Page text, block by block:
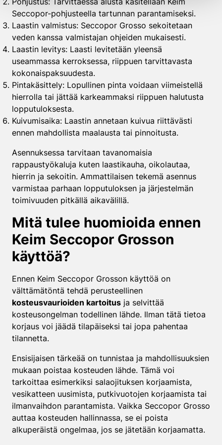
Seccopor-pohjusteella tartunnan parantamiseksi.
Laastin valmistus: Seccopor Grosso sekoitetaan
veden kanssa valmistajan ohjeiden mukaisesti.
Laastin levitys: Laasti levitetään yleensä
useammassa kerroksessa, riippuen tarvittavasta
kokonaispaksuudesta.
Pintakäsittely: Lopullinen pinta voidaan viimeistellä
hierrolla tai jättää karkeammaksi riippuen halutusta
lopputuloksesta.
Kuivumisaika: Laastin annetaan kuivua riittävästi
ennen mahdollista maalausta tai pinnoitusta.
Asennuksessa tarvitaan tavanomaisia
rappaustyökaluja kuten laastikauha, oikolautaa,
hierrin ja sekoitin. Ammattilaisen tekemä asennus
varmistaa parhaan lopputuloksen ja järjestelmän
toimivuuden pitkällä aikavälillä.
Mitä tulee huomioida ennen
Keim Seccopor Grosson
käyttöä?
Ennen Keim Seccopor Grosson käyttöä on
välttämätöntä tehdä perusteellinen
kosteusvaurioiden kartoitus ja selvittää
kosteusongelman todellinen lähde. Ilman tätä tietoa
korjaus voi jäädä tilapäiseksi tai jopa pahentaa
tilannetta.
Ensisijaisen tärkeää on tunnistaa ja mahdollisuuksien
mukaan poistaa kosteuden lähde. Tämä voi
tarkoittaa esimerkiksi salaojituksen korjaamista,
vesikatteen uusimista, putkivuotojen korjaamista tai
ilmanvaihdon parantamista. Vaikka Seccopor Grosso
auttaa kosteuden hallinnassa, se ei poista
alkuperäistä ongelmaa, jos se jätetään korjaamatta.